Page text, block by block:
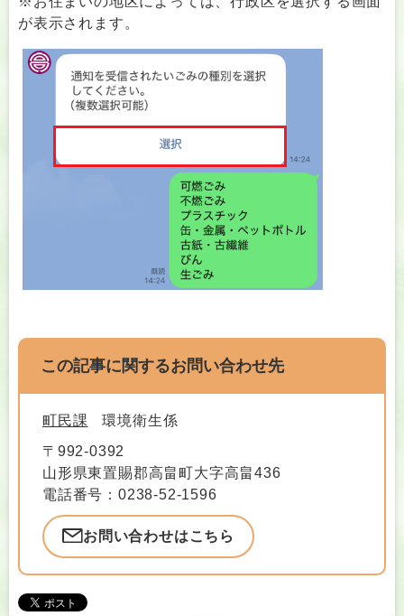
が表示されます。
この記事に関するお問い合わせ先
町民課
環境衛生係
〒992-0392
山形県東置賜郡高畠町大字高畠436
電話番号：0238-52-1596
お問い合わせはこちら